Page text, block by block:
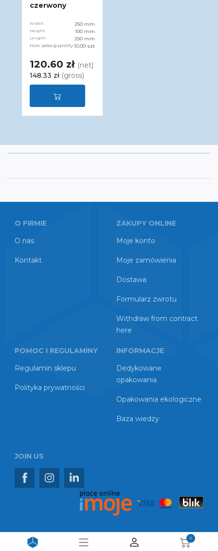
0
czerwony
Width: 250 mm
Height: 100 mm
Length: 250 mm
min. sales quantity:10.00 szt
120.60 zł (net)
148.33 zł (gross)
O FIRMIE
O nas
Kontakt
ZAKUPY ONLINE
Moje konto
Moje zamówienia
Dostawa
Formularz zwrotu
Withdraw from contract
here
POMOC I REGULAMINY
Regulamin sklepu
Polityka prywatności
INFORMACJE
Dedykowane
opakowania
Opakowania ekologiczne
Baza wiedzy
JOIN US
Copyright © 2026 TEDMARK Sp. z o.o. Spółka Komandytowa